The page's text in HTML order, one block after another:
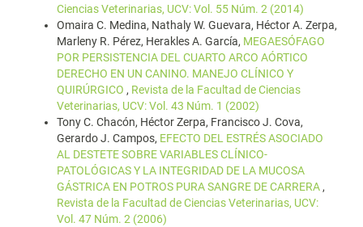
Ciencias Veterinarias, UCV: Vol. 55 Núm. 2 (2014)
Omaira C. Medina, Nathaly W. Guevara, Héctor A. Zerpa,
Marleny R. Pérez, Herakles A. García, MEGAESÓFAGO
POR PERSISTENCIA DEL CUARTO ARCO AÓRTICO
DERECHO EN UN CANINO. MANEJO CLÍNICO Y
QUIRÚRGICO , Revista de la Facultad de Ciencias
Veterinarias, UCV: Vol. 43 Núm. 1 (2002)
Tony C. Chacón, Héctor Zerpa, Francisco J. Cova,
Gerardo J. Campos, EFECTO DEL ESTRÉS ASOCIADO
AL DESTETE SOBRE VARIABLES CLÍNICO-
PATOLÓGICAS Y LA INTEGRIDAD DE LA MUCOSA
GÁSTRICA EN POTROS PURA SANGRE DE CARRERA ,
Revista de la Facultad de Ciencias Veterinarias, UCV:
Vol. 47 Núm. 2 (2006)